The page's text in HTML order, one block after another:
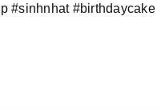
#sinhnhat #birthdaycake